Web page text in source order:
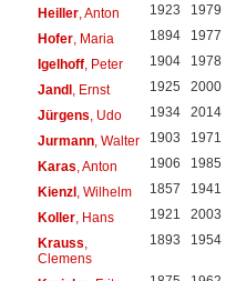
Heiller, Anton 1923 1979
Hofer, Maria 1894 1977
Igelhoff, Peter 1904 1978
Jandl, Ernst 1925 2000
Jürgens , Udo 1934 2014
Jurmann, Walter 1903 1971
Karas , Anton 1906 1985
Kienzl, Wilhelm 1857 1941
Koller, Hans 1921 2003
Krauss
Clemens
1893 1954